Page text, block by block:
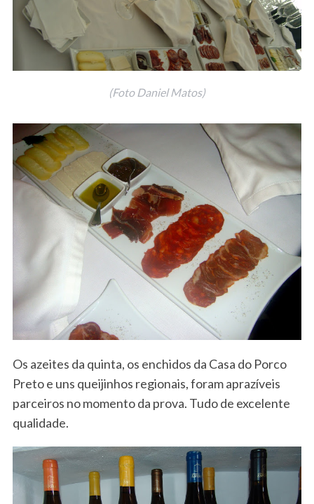
(Foto Daniel Matos)
Os azeites da quinta, os enchidos da Casa do Porco
Preto e uns queijinhos regionais, foram aprazíveis
parceiros no momento da prova. Tudo de excelente
qualidade.